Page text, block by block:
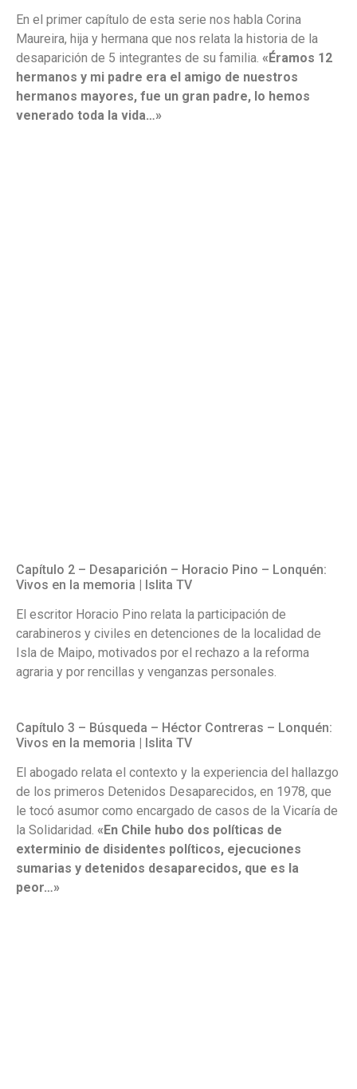
En el primer capítulo de esta serie nos habla Corina
Maureira, hija y hermana que nos relata la historia de la
desaparición de 5 integrantes de su familia. «Éramos 12
hermanos y mi padre era el amigo de nuestros
hermanos mayores, fue un gran padre, lo hemos
venerado toda la vida…»
Capítulo 2 – Desaparición – Horacio Pino – Lonquén:
Vivos en la memoria | Islita TV
El escritor Horacio Pino relata la participación de
carabineros y civiles en detenciones de la localidad de
Isla de Maipo, motivados por el rechazo a la reforma
agraria y por rencillas y venganzas personales.
Capítulo 3 – Búsqueda – Héctor Contreras – Lonquén:
Vivos en la memoria | Islita TV
El abogado relata el contexto y la experiencia del hallazgo
de los primeros Detenidos Desaparecidos, en 1978, que
le tocó asumor como encargado de casos de la Vicaría de
la Solidaridad. «En Chile hubo dos políticas de
exterminio de disidentes políticos, ejecuciones
sumarias y detenidos desaparecidos, que es la
peor…»